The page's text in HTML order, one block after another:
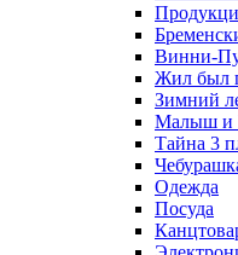
Винни-
Жил был
Зимний
Малыш и
Тайна 3
Одежда
Посуда